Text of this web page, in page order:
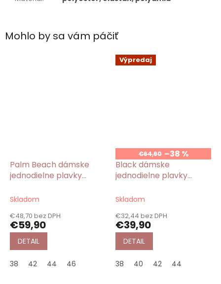
Mohlo by sa vám páčiť
Palm Beach dámske
jednodielne plavky
Skladom
€48,70 bez DPH
€59,90
DETAIL
38 42 44 46
Výpredaj
€64,90 –38 %
Black dámske
jednodielne plavky
Skladom
€32,44 bez DPH
€39,90
DETAIL
38 40 42 44